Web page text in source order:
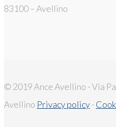
83100 – Avellino
© 2019 Ance Avellino - Via
Avellino Privacy policy-